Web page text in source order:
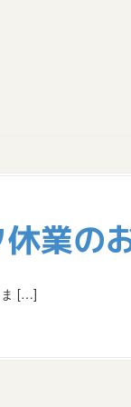
業の
ま […]